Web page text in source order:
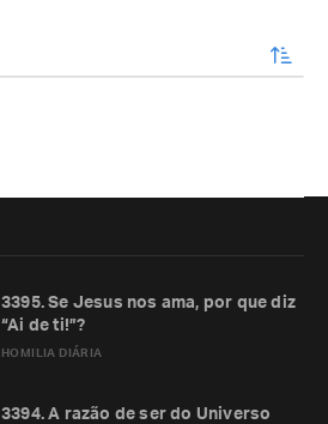
enviar
HOMILIA DIÁRIA
3395. Se Jesus nos ama, por que diz
“Ai de ti!”?
3394. A razão de ser do Universo